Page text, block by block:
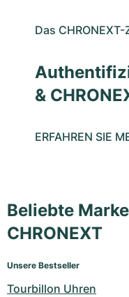
Das
&
ERFAHREN SIE
Beliebte
CHRONEXT
Unsere Bestseller
Tourbillon Uhren